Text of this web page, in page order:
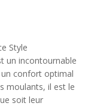
Style
un incontournable
confort optimal
moulants, il est le
soit leur